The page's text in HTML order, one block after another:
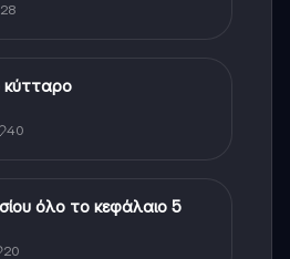
28
κύτταρο
40
όλο το κεφάλαιο 5
20